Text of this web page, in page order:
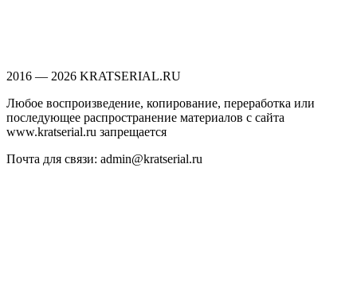
2016 — 2026 KRATSERIAL.RU
Любое воспроизведение, копирование, переработка или
последующее распространение материалов с сайта
www.kratserial.ru запрещается
Почта для связи: admin@kratserial.ru